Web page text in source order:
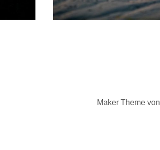
Maker Theme von